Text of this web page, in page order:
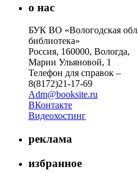
о нас
БУК ВО «Вологодская
библиотека»
Россия, 160000, Вологда,
Марии Ульяновой, 1
Телефон для справок –
8(8172)21-17-69
Adm@booksite.ru
ВКонтакте
Видеохостинг
реклама
избранное